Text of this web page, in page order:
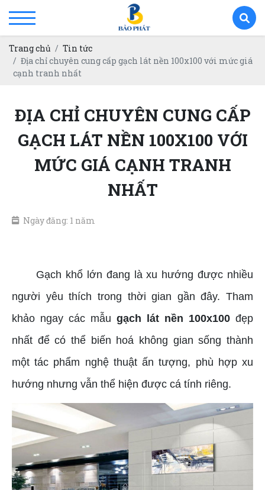
Trang chủ
Tin tức
Địa chỉ chuyên cung cấp gạch lát nền 100x100 với mức giá
cạnh tranh nhất
ĐỊA CHỈ CHUYÊN CUNG CẤP
GẠCH LÁT NỀN 100X100 VỚI
MỨC GIÁ CẠNH TRANH
NHẤT
Ngày đăng: 1 năm
Gạch khổ lớn đang là xu hướng được nhiều
người yêu thích trong thời gian gần đây. Tham
khảo ngay các mẫu gạch lát nền 100x100 đẹp
nhất để có thể biến hoá không gian sống thành
một tác phẩm nghệ thuật ấn tượng, phù hợp xu
hướng nhưng vẫn thể hiện được cá tính riêng.